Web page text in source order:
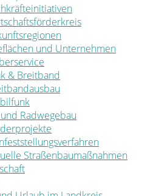
und Unternehmen
& Breitband
Radwegebau
Straßenbaumaßnahmen